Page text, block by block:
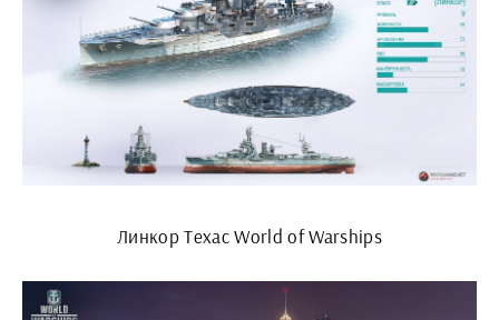
Линкор Техас World of Warships